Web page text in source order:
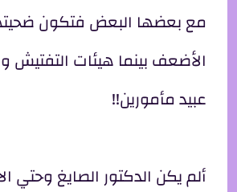
مع بعضها البعض فتكون
الأضعف بينما هيئات التفتيش
عبيد مأمورين!!
ألم يكن الدكتور الصايغ وحتي